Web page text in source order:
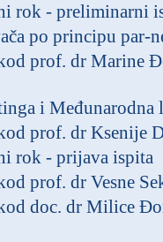
rok - preliminarni
po principu par-
prof. dr Marine
i Međunarodna
prof. dr Ksenije
rok - prijava ispita
prof. dr Vesne
doc. dr Milice